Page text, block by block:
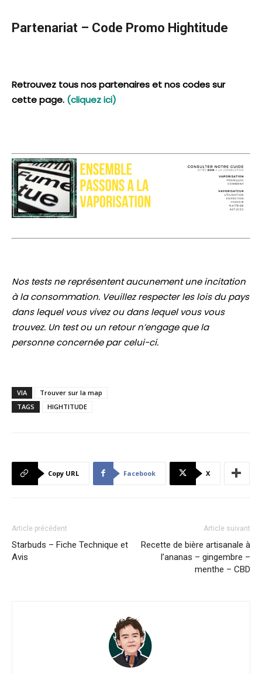
Partenariat – Code Promo Hightitude
Retrouvez tous nos partenaires et nos codes sur
cette page. (cliquez ici)
Nos tests ne représentent aucunement une incitation
à la consommation. Veuillez respecter les lois du pays
dans lequel vous vivez ou dans lequel vous vous
trouvez. Un test ou un retour n’engage que la
personne concernée par celui-ci.
VIA
Trouver sur la map
TAGS
HIGHTITUDE
Copy URL Facebook X
Article précédent
Starbuds – Fiche Technique et
Avis
Article suivant
Recette de bière artisanale à
l’ananas – gingembre –
menthe – CBD